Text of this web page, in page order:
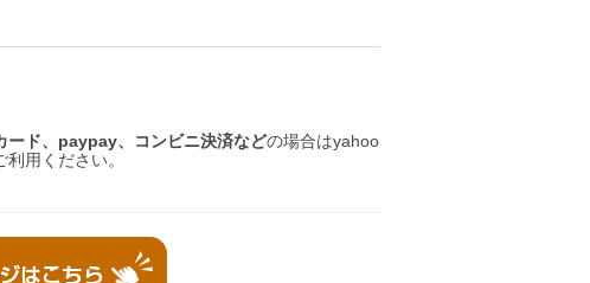
ード、paypay、コンビニ決済などの場合はyahoo
利用ください。